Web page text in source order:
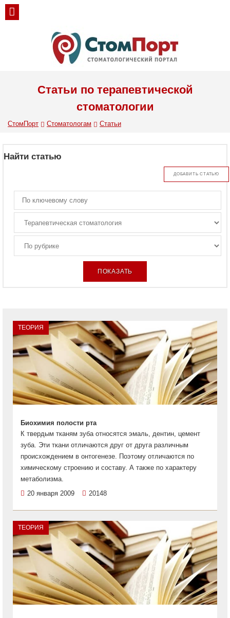
Статьи по терапевтической
стоматологии
СтомПорт Стоматологам Статьи
Найти статью
ДОБАВИТЬ СТАТЬЮ
ТЕОРИЯ
Биохимия полости рта
К твердым тканям зуба относятся эмаль, дентин, цемент
зуба. Эти ткани отличаются друг от друга различным
происхождением в онтогенезе. Поэтому отличаются по
химическому строению и составу. А также по характеру
метаболизма.
20 января 2009
20148
ТЕОРИЯ